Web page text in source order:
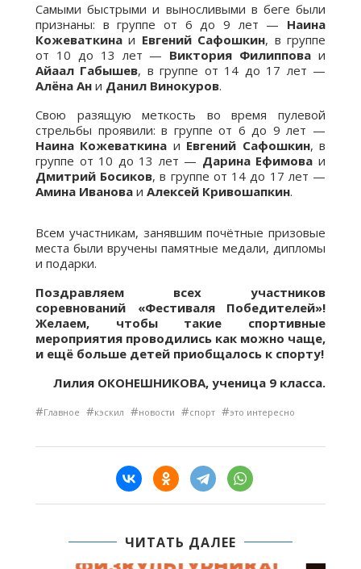
Самыми быстрыми и выносливыми в беге были
признаны: в группе от 6 до 9 лет — Наина
Кожеваткина и Евгений Сафошкин, в группе
от 10 до 13 лет — Виктория Филиппова и
Айаал Габышев, в группе от 14 до 17 лет —
Алёна Ан и Данил Винокуров.
Свою разящую меткость во время пулевой
стрельбы проявили: в группе от 6 до 9 лет —
Наина Кожеваткина и Евгений Сафошкин, в
группе от 10 до 13 лет — Дарина Ефимова и
Дмитрий Босиков, в группе от 14 до 17 лет —
Амина Иванова и Алексей Кривошапкин.
Всем участникам, занявшим почётные призовые
места были вручены памятные медали, дипломы
и подарки.
Поздравляем всех участников
соревнований «Фестиваля Победителей»!
Желаем, чтобы такие спортивные
мероприятия проводились как можно чаще,
и ещё больше детей приобщалось к спорту!
Лилия ОКОНЕШНИКОВА, ученица 9 класса.
#Главное #кэскил #новости #спорт #это интересно
ЧИТАТЬ ДАЛЕЕ